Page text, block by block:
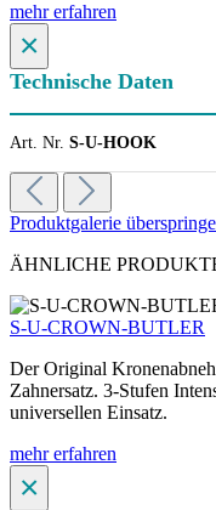
mehr erfahren
×
Technische Daten
Art. Nr. S-U-HOOK
Produktgalerie
ÄHNLICHE
S-U-CROWN-BUTLER
Der Original
Zahnersatz. 3-Stufen
universellen Einsatz.
mehr erfahren
×